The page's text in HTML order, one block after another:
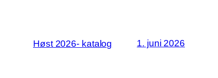
Høst 2026- katalog 1. juni 2026